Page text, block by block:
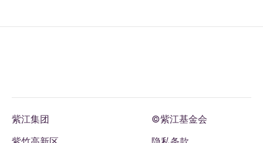
紫江集团
©紫江基金会